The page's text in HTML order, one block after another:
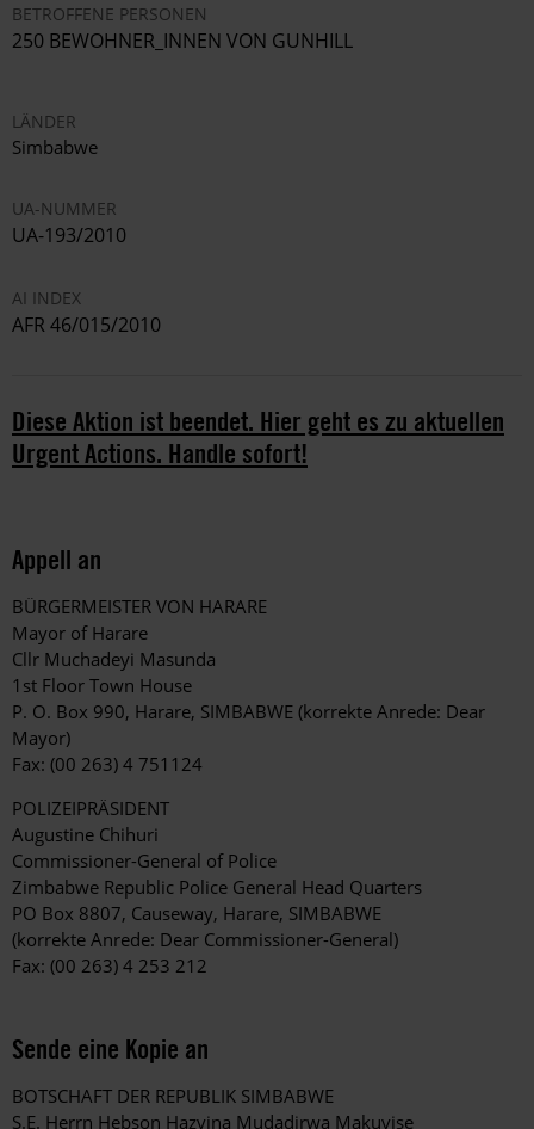
BETROFFENE PERSONEN
250 BEWOHNER_INNEN VON GUNHILL
LÄNDER
Simbabwe
UA-NUMMER
UA-193/2010
AI INDEX
AFR 46/015/2010
Diese Aktion ist beendet. Hier geht es zu aktuellen
Urgent Actions. Handle sofort!
Appell an
BÜRGERMEISTER VON HARARE
Mayor of Harare
Cllr Muchadeyi Masunda
1st Floor Town House
P. O. Box 990, Harare, SIMBABWE (korrekte Anrede: Dear
Mayor)
Fax: (00 263) 4 751124
POLIZEIPRÄSIDENT
Augustine Chihuri
Commissioner-General of Police
Zimbabwe Republic Police General Head Quarters
PO Box 8807, Causeway, Harare, SIMBABWE
(korrekte Anrede: Dear Commissioner-General)
Fax: (00 263) 4 253 212
Sende eine Kopie an
BOTSCHAFT DER REPUBLIK SIMBABWE
S.E. Herrn Hebson Hazvina Mudadirwa Makuvise